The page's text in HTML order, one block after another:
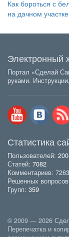
Как бороться с
на дачном
Электронный
Портал «Сделай
руками.
Статистика
Пользователей:
Статей: 7082
Комментариев: 7263
Решенных
Групп: 359
© 2009 — 2026
Перепечатка и